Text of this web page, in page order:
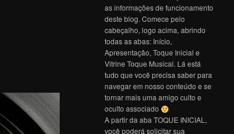
as informações de funcionamento
deste blog. Comece pelo
cabeçalho, logo acima, abrindo
todas as abas: Início,
Apresentação, Toque Inicial e
Vitrine Toque Musical. Lá está
tudo que você precisa saber para
navegar em nosso conteúdo e se
tornar mais uma amigo culto e
oculto associado
A partir da aba TOQUE INICIAL,
você poderá solicitar sua